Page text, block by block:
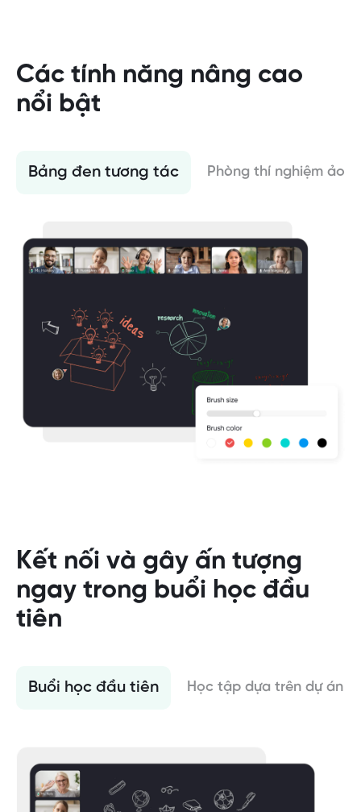
Các tính năng nâng cao
nổi bật
Bảng đen tương tác Phòng thí nghiệm ảo
Kết nối và gây ấn tượng
ngay trong buổi học đầu
tiên
Buổi học đầu tiên Học tập dựa trên dự án